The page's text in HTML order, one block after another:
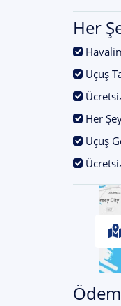
Her
Uçuş
Her
Uçuş